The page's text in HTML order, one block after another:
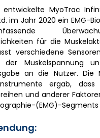
entwickelte MyoTrac
im Jahr 2020 ein EMG-
für die
verschiedene
der Muskelspannung
an die Nutzer. Die
ergab, dass
und anderer
(EMG)-